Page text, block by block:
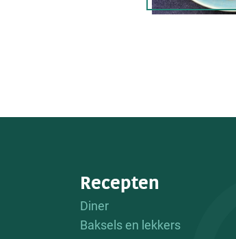
Recepten
Diner
Baksels en lekkers